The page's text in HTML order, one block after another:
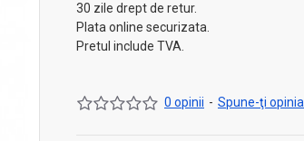
30 zile drept de retur.
Plata online securizata.
Pretul include TVA.
0 opinii - Spune-ţi opinia